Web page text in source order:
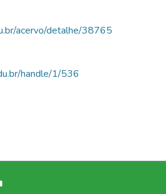
acervo/detalhe/38765
handle/1/536